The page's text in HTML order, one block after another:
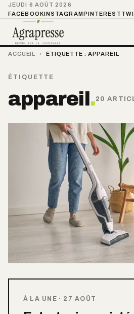
JEUDI 6 AOÛT 2026
FACEBOOKINSTAGRAMPINTEREST
ACCUEIL › ÉTIQUETTE : APPAREIL
ÉTIQUETTE
appareil .20
À LA UNE · 27 AOÛT